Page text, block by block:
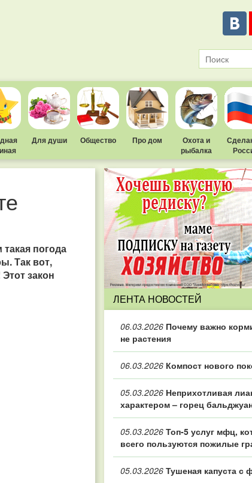
Для души Общество Про дом
Охота и
рыбалка
погода
Так вот,
закон
ЛЕНТА НОВОСТЕЙ
06.03.2026 Почему важно
не растения
06.03.2026 Компост нового
05.03.2026 Неприхотливая
характером – горец
05.03.2026 Топ‑5 услуг мфц,
всего пользуются пожилые
05.03.2026 Тушеная капуста с